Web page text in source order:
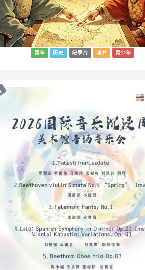
青年 历史 纪录片 读书 青少年